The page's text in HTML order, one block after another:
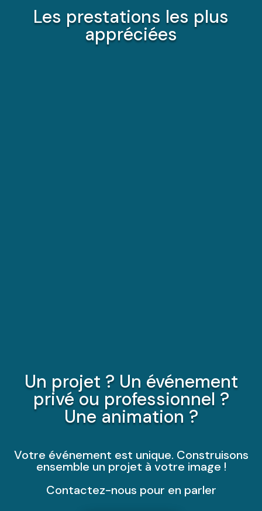
Les prestations les plus
appréciées
Un projet ? Un événement
privé ou professionnel ?
Une animation ?
Votre événement est unique. Construisons
ensemble un projet à votre image !
Contactez-nous pour en parler